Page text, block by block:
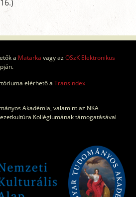
a Matarka vagy azOSzK Elektronikus
elérhető a Transindex
Akadémia, valamint az NKA
Kollégiumának támogatásával